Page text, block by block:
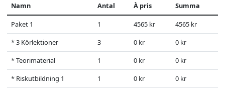
Namn Antal À pris Summa
Paket 1 1 4565 kr
4565 kr
* 3 Körlektioner
3 0 kr
0 kr
* Teorimaterial
1 0 kr
0 kr
* Riskutbildning 1
1 0 kr 0 kr